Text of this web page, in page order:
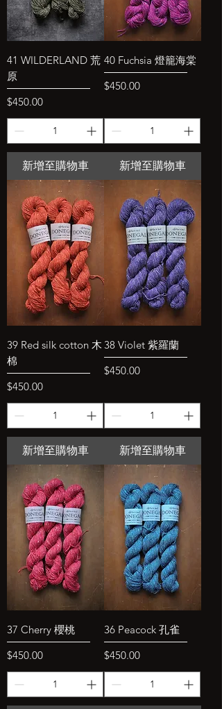
41 WILDERLAND 荒
原
價格
$450.00
新增至購物車
40 Fuchsia 燈籠海棠
價格
$450.00
新增至購物車
39 Red silk cotton 木
棉
價格
$450.00
新增至購物車
38 Violet 紫羅蘭
價格
$450.00
新增至購物車
37 Cherry 櫻桃
價格
$450.00
36 Peacock 孔雀
價格
$450.00